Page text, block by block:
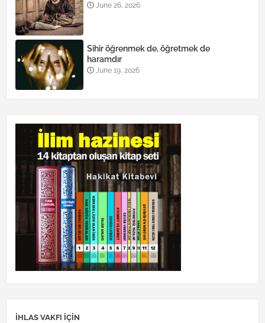
June 26, 2026
Sihir öğrenmek de, öğretmek de
haramdır
June 19, 2026
İHLAS VAKFI IÇIN